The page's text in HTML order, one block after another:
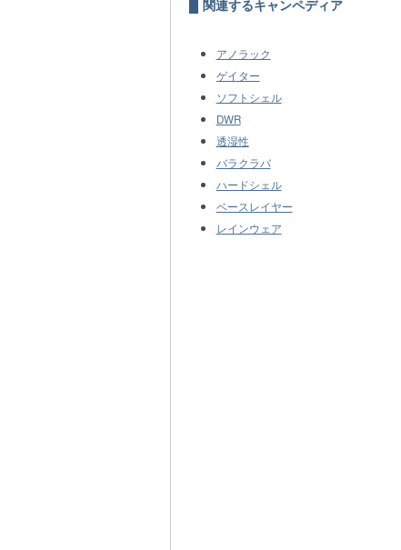
関連するキャンペディア
アノラック
ゲイター
ソフトシェル
DWR
透湿性
バラクラバ
ハードシェル
ベースレイヤー
レインウェア